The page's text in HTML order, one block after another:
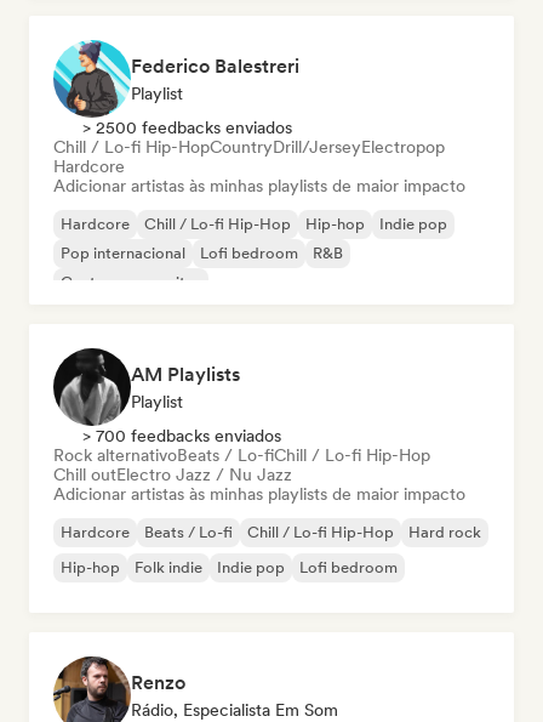
Federico Balestreri
Playlist
> 2500 feedbacks enviados
Chill / Lo-fi Hip-HopCountryDrill/JerseyElectropop
Hardcore
Adicionar artistas às minhas playlists de maior impacto
Hardcore Chill / Lo-fi Hip-Hop Hip-hop
Indie pop
Pop internacional
Lofi bedroom
R&B
Cantor-compositor
AM Playlists
Playlist
> 700 feedbacks enviados
Rock alternativoBeats / Lo-fiChill / Lo-fi Hip-Hop
Chill outElectro Jazz / Nu Jazz
Adicionar artistas às minhas playlists de maior impacto
Hardcore Beats / Lo-fi Chill / Lo-fi Hip-Hop
Hard rock
Hip-hop
Folk indie Indie pop Lofi bedroom
Renzo
Rádio, Especialista Em Som